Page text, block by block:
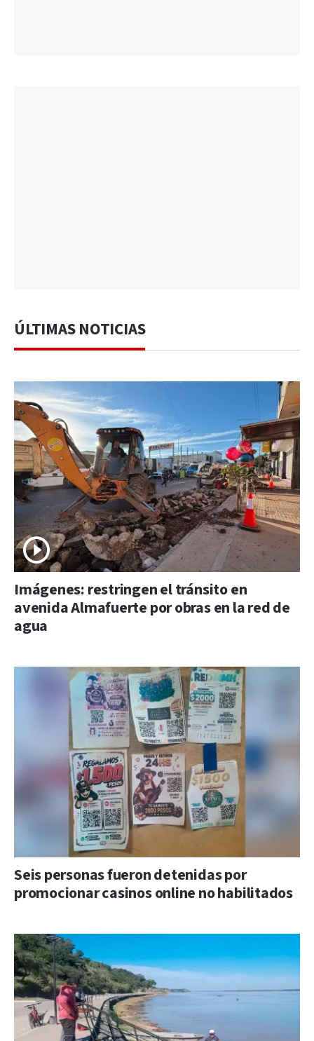
ÚLTIMAS NOTICIAS
Imágenes: restringen el tránsito en
avenida Almafuerte por obras en la red de
agua
Seis personas fueron detenidas por
promocionar casinos online no habilitados